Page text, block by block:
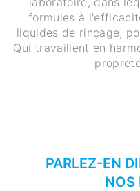
formules à
liquides de rinçage,
Qui travaillent en
PARLEZ-EN
NOS